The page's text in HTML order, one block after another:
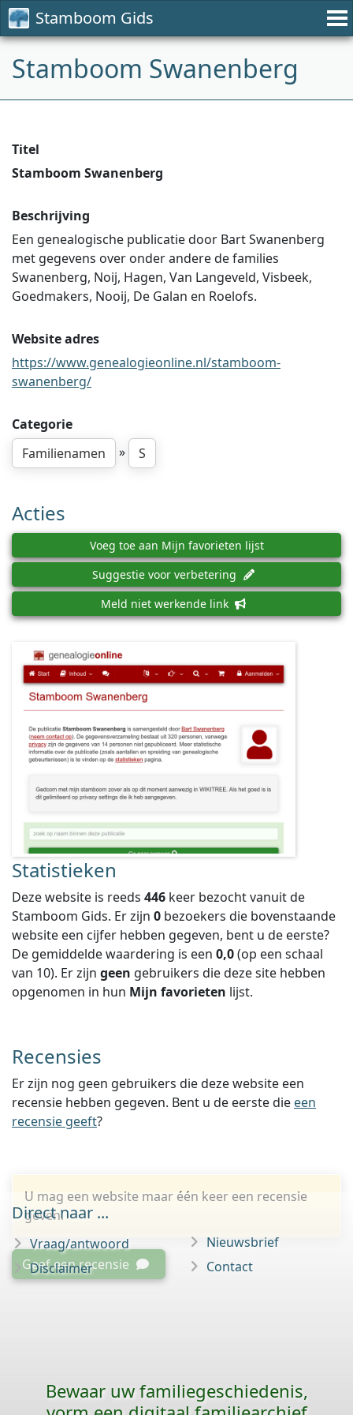
Stamboom Gids
Stamboom Swanenberg
Titel
Stamboom Swanenberg
Beschrijving
Een genealogische publicatie door Bart Swanenberg
met gegevens over onder andere de families
Swanenberg, Noij, Hagen, Van Langeveld, Visbeek,
Goedmakers, Nooij, De Galan en Roelofs.
Website adres
https://www.genealogieonline.nl/stamboom-
swanenberg/
Categorie
Familienamen
» S
Acties
Voeg toe aan Mijn favorieten lijst
Suggestie voor verbetering
Meld niet werkende link
Statistieken
Deze website is reeds 446 keer bezocht vanuit de
Stamboom Gids. Er zijn 0 bezoekers die bovenstaande
website een cijfer hebben gegeven, bent u de eerste?
De gemiddelde waardering is een 0,0(op een schaal
van 10). Er zijn geen gebruikers die deze site hebben
opgenomen in hun Mijn favorieten lijst.
Recensies
Er zijn nog geen gebruikers die deze website een
recensie hebben gegeven. Bent u de eerste die een
recensie geeft?
U mag een website maar één keer een recensie
geven.
Geef een recensie
Direct naar ...
Vraag/antwoord
Disclaimer
Nieuwsbrief
Contact
Bewaar uw familie­geschiedenis,